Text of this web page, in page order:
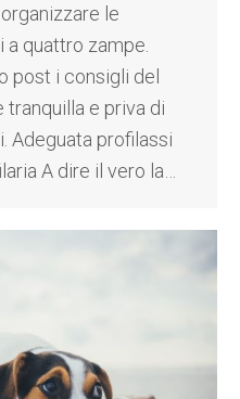
le
quattro zampe.
post i consigli del
tranquilla e priva di
Adeguata profilassi
A dire il vero la…